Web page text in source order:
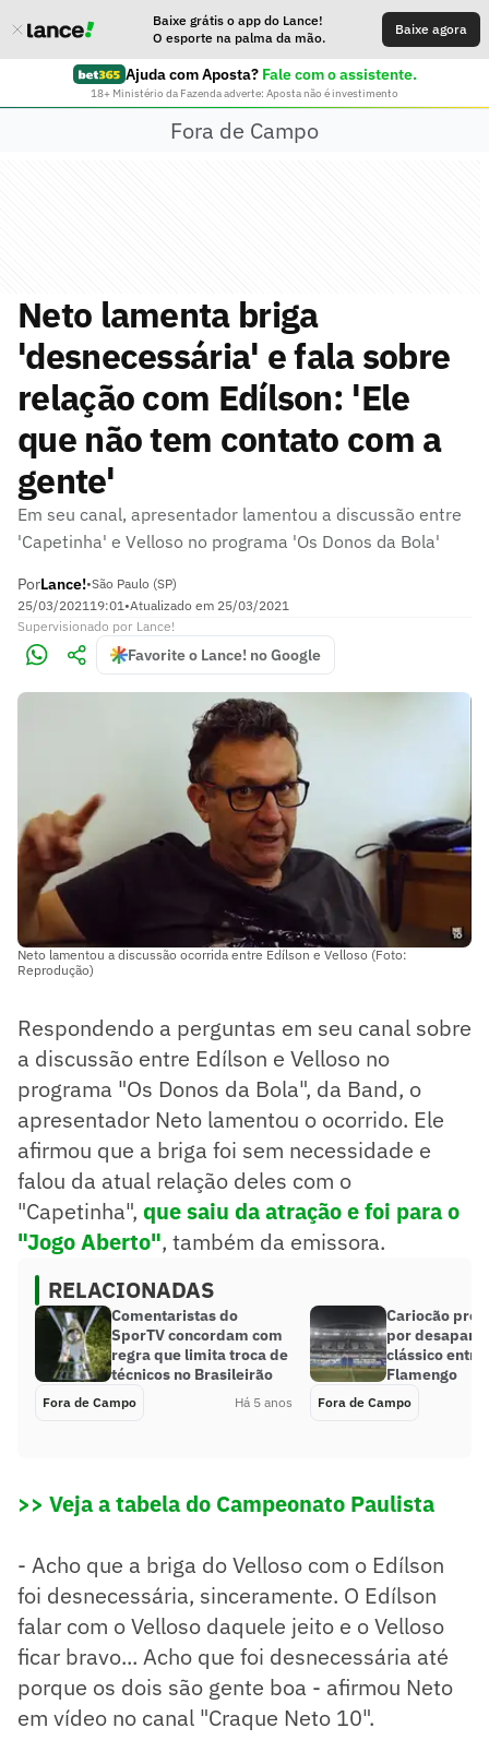
Baixe grátis o app do Lance!
O esporte na palma da mão.
Baixe agora
Ajuda com Aposta? Fale com o assistente.
18+ Ministério da Fazenda adverte: Aposta não é investimento
Fora de Campo
Neto lamenta briga
'desnecessária' e fala sobre
relação com Edílson: 'Ele
que não tem contato com a
gente'
Em seu canal, apresentador lamentou a discussão entre
'Capetinha' e Velloso no programa 'Os Donos da Bola'
PorLance!•São Paulo (SP)
25/03/202119:01•Atualizado em 25/03/2021
Supervisionado por Lance!
Favorite o Lance! no Google
Neto lamentou a discussão ocorrida entre Edílson e Velloso (Foto:
Reprodução)
Respondendo a perguntas em seu canal sobre
a discussão entre Edílson e Velloso no
programa "Os Donos da Bola", da Band, o
apresentador Neto lamentou o ocorrido. Ele
afirmou que a briga foi sem necessidade e
falou da atual relação deles com o
"Capetinha", que saiu da atração e foi para o
"Jogo Aberto", também da emissora.
RELACIONADAS
Comentaristas do
SporTV concordam com
regra que limita troca de
técnicos no Brasileirão
Fora de Campo Há 5 anos
Cariocão
por
clássico entre
Flamengo
Fora de Campo
>> Veja a tabela do Campeonato Paulista
- Acho que a briga do Velloso com o Edílson
foi desnecessária, sinceramente. O Edílson
falar com o Velloso daquele jeito e o Velloso
ficar bravo... Acho que foi desnecessária até
porque os dois são gente boa - afirmou Neto
em vídeo no canal "Craque Neto 10".